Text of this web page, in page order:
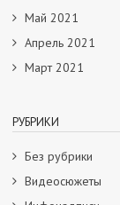
Май 2021
Апрель 2021
Март 2021
РУБРИКИ
Без рубрики
Видеосюжеты